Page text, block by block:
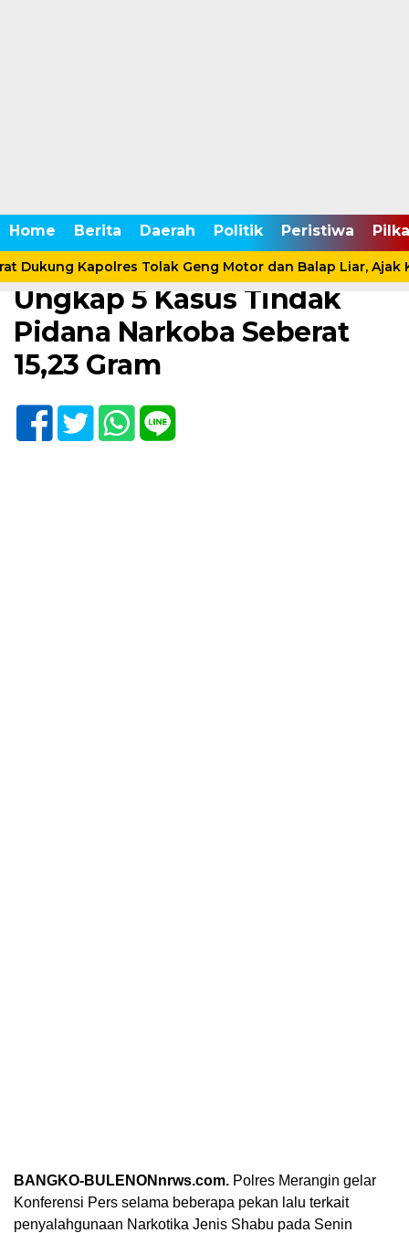
Home Berita Daerah Politik Peristiwa
Dukung Kapolres Tolak Geng Motor dan Balap Liar, Ajak
Senin, 22 Maret 2021 - 18:48 WIB
Tim Antik Polres Merangin
Ungkap 5 Kasus Tindak
Pidana Narkoba Seberat
15,23 Gram
BANGKO-BULENONnrws.com. Polres Merangin gelar
Konferensi Pers selama beberapa pekan lalu terkait
penyalahgunaan Narkotika Jenis Shabu pada Senin